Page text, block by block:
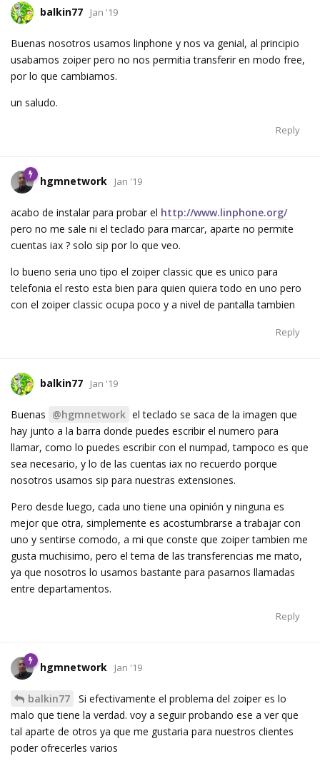
balkin77 Jan '19
Buenas nosotros usamos linphone y nos va genial, al principio
usabamos zoiper pero no nos permitia transferir en modo free,
por lo que cambiamos.
un saludo.
Reply
hgmnetwork Jan '19
acabo de instalar para probar el http://www.linphone.org/
pero no me sale ni el teclado para marcar, aparte no permite
cuentas iax ? solo sip por lo que veo.
lo bueno seria uno tipo el zoiper classic que es unico para
telefonia el resto esta bien para quien quiera todo en uno pero
con el zoiper classic ocupa poco y a nivel de pantalla tambien
Reply
balkin77 Jan '19
Buenas @hgmnetwork el teclado se saca de la imagen que
hay junto a la barra donde puedes escribir el numero para
llamar, como lo puedes escribir con el numpad, tampoco es que
sea necesario, y lo de las cuentas iax no recuerdo porque
nosotros usamos sip para nuestras extensiones.
Pero desde luego, cada uno tiene una opinión y ninguna es
mejor que otra, simplemente es acostumbrarse a trabajar con
uno y sentirse comodo, a mi que conste que zoiper tambien me
gusta muchisimo, pero el tema de las transferencias me mato,
ya que nosotros lo usamos bastante para pasarnos llamadas
entre departamentos.
Reply
hgmnetwork Jan '19
balkin77
Si efectivamente el problema del zoiper es lo
malo que tiene la verdad. voy a seguir probando ese a ver que
tal aparte de otros ya que me gustaria para nuestros clientes
poder ofrecerles varios